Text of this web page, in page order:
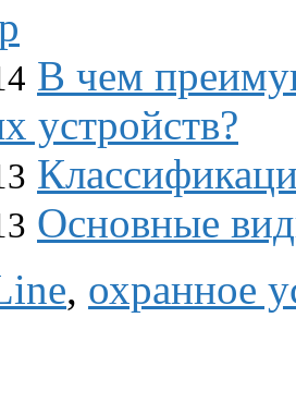
В чем
устройств?
Основные
, охранное